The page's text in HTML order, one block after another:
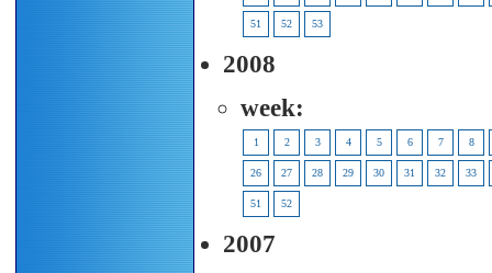
51 52 53
2008
week:
1 2 3 4 5 6 7 8
26 27 28 29 30 31 32 33
51 52
2007